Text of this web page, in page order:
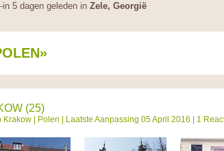
5 dagen geleden in Zele, Georgië
(25)
Krakow | Polen | Laatste Aanpassing 05 April 2016 | 1